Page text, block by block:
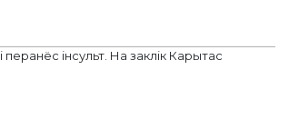
інсульт. На заклік Карытас